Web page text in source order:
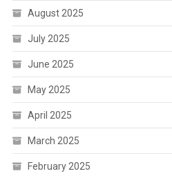
August 2025
July 2025
June 2025
May 2025
April 2025
March 2025
February 2025